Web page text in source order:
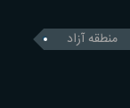
منطقه آزاد